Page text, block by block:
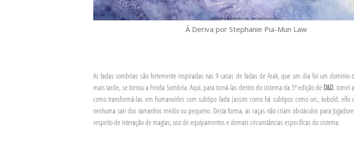
À Deriva por Stephanie Pui-Mun Law
As fadas sombrias são fortemente inspiradas nas 9 casas de fadas de Arak, que um dia foi um domínio
mais tarde, se tornou a Fenda Sombria. Aqui, para torná-las dentro do sistema da 5ª edição de D&D, tomei
como transformá-las em humanoides com subtipo fada (assim como há subtipos como orc, kobold, elfo
nenhuma sair dos tamanhos médio ou pequeno. Desta forma, as raças não criam obstáculos para
respeito de interação de magias, uso de equipamentos e demais circunstâncias específicas do sistema.